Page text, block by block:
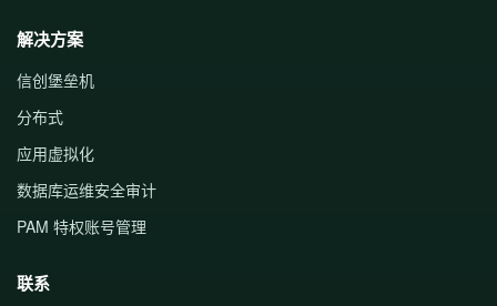
解决方案
信创堡垒机
分布式
应用虚拟化
数据库运维安全审计
PAM 特权账号管理
联系